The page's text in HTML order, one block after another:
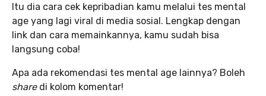
Itu dia cara cek kepribadian kamu melalui tes mental
age yang lagi viral di media sosial. Lengkap dengan
link dan cara memainkannya, kamu sudah bisa
langsung coba!
Apa ada rekomendasi tes mental age lainnya? Boleh
share di kolom komentar!